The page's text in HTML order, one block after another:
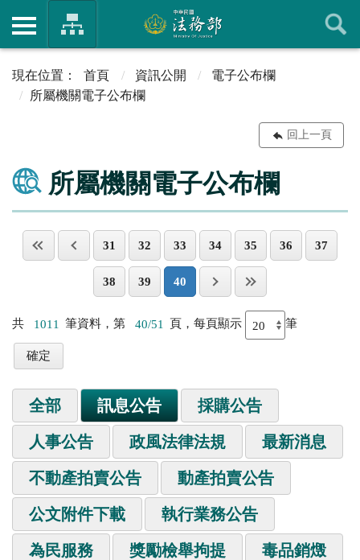
首頁 資訊公開
電子公布欄
所屬機關電子公布欄
回上一頁
所屬機關電子公布欄
31 32 33 34 35 36 37
38 39 40
共 1011 筆資料，第 40/51 頁，每頁顯示 筆
全部 訊息公告 採購公告
人事公告 政風法律法規 最新消息
不動產拍賣公告 動產拍賣公告
公文附件下載 執行業務公告
為民服務 獎勵檢舉拘提 毒品銷燬